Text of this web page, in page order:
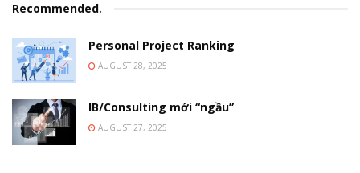
Recommended.
Personal Project Ranking
AUGUST 28, 2025
IB/Consulting mới “ngầu”
AUGUST 27, 2025